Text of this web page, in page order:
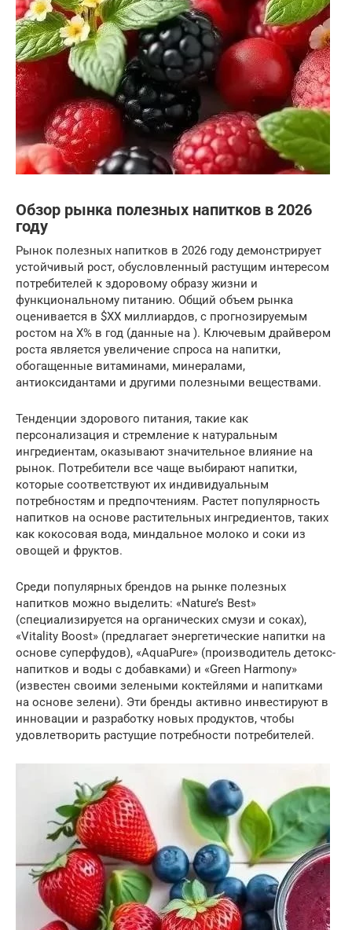
Обзор рынка полезных напитков в 2026
году
Рынок полезных напитков в 2026 году демонстрирует
устойчивый рост, обусловленный растущим интересом
потребителей к здоровому образу жизни и
функциональному питанию. Общий объем рынка
оценивается в $XX миллиардов, с прогнозируемым
ростом на X% в год (данные на ). Ключевым драйвером
роста является увеличение спроса на напитки,
обогащенные витаминами, минералами,
антиоксидантами и другими полезными веществами.
Тенденции здорового питания, такие как
персонализация и стремление к натуральным
ингредиентам, оказывают значительное влияние на
рынок. Потребители все чаще выбирают напитки,
которые соответствуют их индивидуальным
потребностям и предпочтениям. Растет популярность
напитков на основе растительных ингредиентов, таких
как кокосовая вода, миндальное молоко и соки из
овощей и фруктов.
Среди популярных брендов на рынке полезных
напитков можно выделить: «Nature’s Best»
(специализируется на органических смузи и соках),
«Vitality Boost» (предлагает энергетические напитки на
основе суперфудов), «AquaPure» (производитель детокс-
напитков и воды с добавками) и «Green Harmony»
(известен своими зелеными коктейлями и напитками
на основе зелени). Эти бренды активно инвестируют в
инновации и разработку новых продуктов, чтобы
удовлетворить растущие потребности потребителей.